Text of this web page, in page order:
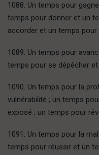
1088. Un temps pour
temps pour donner et un
accorder et un temps pour
1089. Un temps pour
temps pour se dépêcher
1090. Un temps pour la
vulnérabilité ; un temps
exposé ; un temps pour
1091. Un temps pour la
temps pour réussir et un